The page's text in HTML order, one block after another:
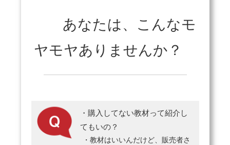
あなたは、こんなモ
ヤモヤありませんか？
・購入してない教材って紹介し
てもいの？
・教材はいいんだけど、販売者さ